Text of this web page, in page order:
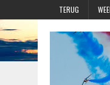
TERUG